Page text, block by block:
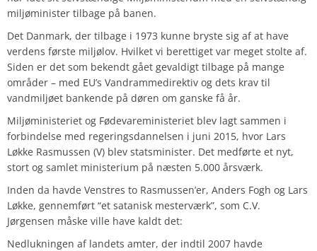
miljøminister tilbage på banen.
Det Danmark, der tilbage i 1973 kunne bryste sig af at have
verdens første miljølov. Hvilket vi berettiget var meget stolte af.
Siden er det som bekendt gået gevaldigt tilbage på mange
områder – med EU’s Vandrammedirektiv og dets krav til
vandmiljøet bankende på døren om ganske få år.
Miljøministeriet og Fødevareministeriet blev lagt sammen i
forbindelse med regeringsdannelsen i juni 2015, hvor Lars
Løkke Rasmussen (V) blev statsminister. Det medførte et nyt,
stort og samlet ministerium på næsten 5.000 årsværk.
Inden da havde Venstres to Rasmussen’er, Anders Fogh og Lars
Løkke, gennemført “et satanisk mesterværk”, som C.V.
Jørgensen måske ville have kaldt det:
Nedlukningen af landets amter, der indtil 2007 havde